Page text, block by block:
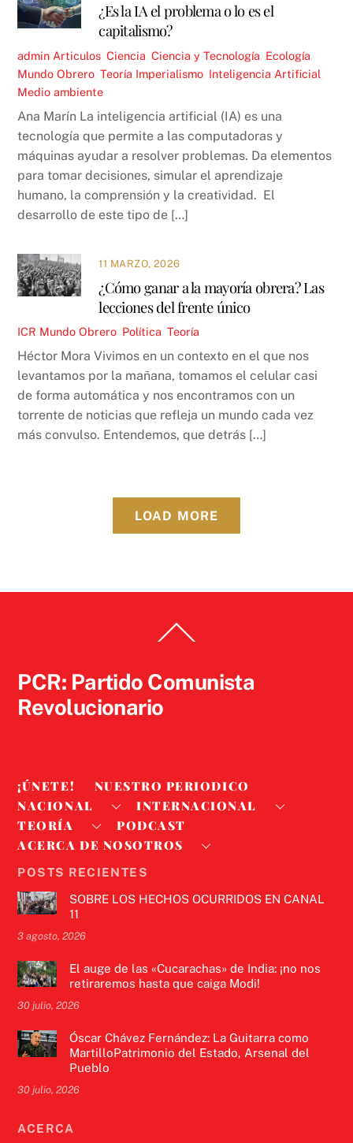
¿Es la IA el problema o lo es el
capitalismo?
admin Articulos ,Ciencia ,Ciencia y Tecnología Ecología
Mundo Obrero ,Teoría Imperialismo Inteligencia Artificial
Medio ambiente
Ana Marín La inteligencia artificial (IA) es una
tecnología que permite a las computadoras y
máquinas ayudar a resolver problemas. Da elementos
para tomar decisiones, simular el aprendizaje
humano, la comprensión y la creatividad. El
desarrollo de este tipo de […]
11 MARZO, 2026
¿Cómo ganar a la mayoría obrera? Las
lecciones del frente único
ICR Mundo Obrero Política ,Teoría
Héctor Mora Vivimos en un contexto en el que nos
levantamos por la mañana, tomamos el celular casi
de forma automática y nos encontramos con un
torrente de noticias que refleja un mundo cada vez
más convulso. Entendemos, que detrás […]
LOAD MORE
To
PCR: Partido Comunista
Revolucionario
¡ÚNETE!
NUESTRO PERIODICO
NACIONAL
INTERNACIONAL
TEORÍA
PODCAST
ACERCA DE NOSOTROS
POSTS RECIENTES
SOBRE LOS HECHOS OCURRIDOS EN CANAL
11
3 agosto, 2026
El auge de las «Cucarachas» de India: ¡no nos
retiraremos hasta que caiga Modi!
30 julio, 2026
Óscar Chávez Fernández: La Guitarra como
MartilloPatrimonio del Estado, Arsenal del
Pueblo
30 julio, 2026
ACERCA